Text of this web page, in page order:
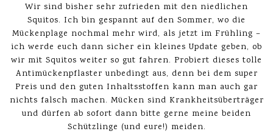
Wir sind bisher sehr zufrieden mit den niedlichen
Squitos. Ich bin gespannt auf den Sommer, wo die
Mückenplage nochmal mehr wird, als jetzt im Frühling –
ich werde euch dann sicher ein kleines Update geben, ob
wir mit Squitos weiter so gut fahren. Probiert dieses tolle
Antimückenpflaster unbedingt aus, denn bei dem super
Preis und den guten Inhaltsstoffen kann man auch gar
nichts falsch machen. Mücken sind Krankheitsüberträger
und dürfen ab sofort dann bitte gerne meine beiden
Schützlinge (und eure!) meiden.